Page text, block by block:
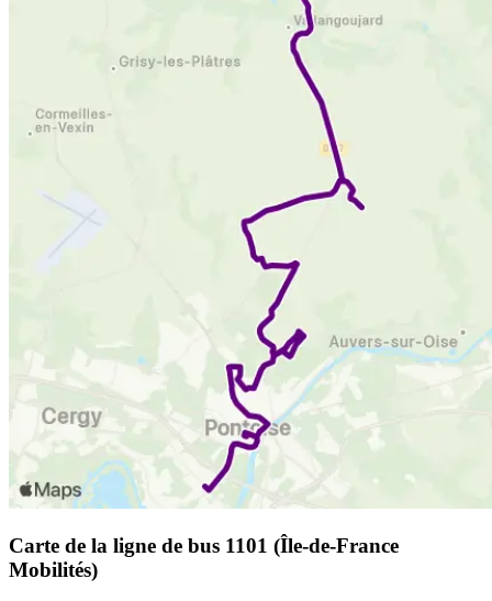
Carte de la ligne de bus 1101 (Île-de-France
Mobilités)